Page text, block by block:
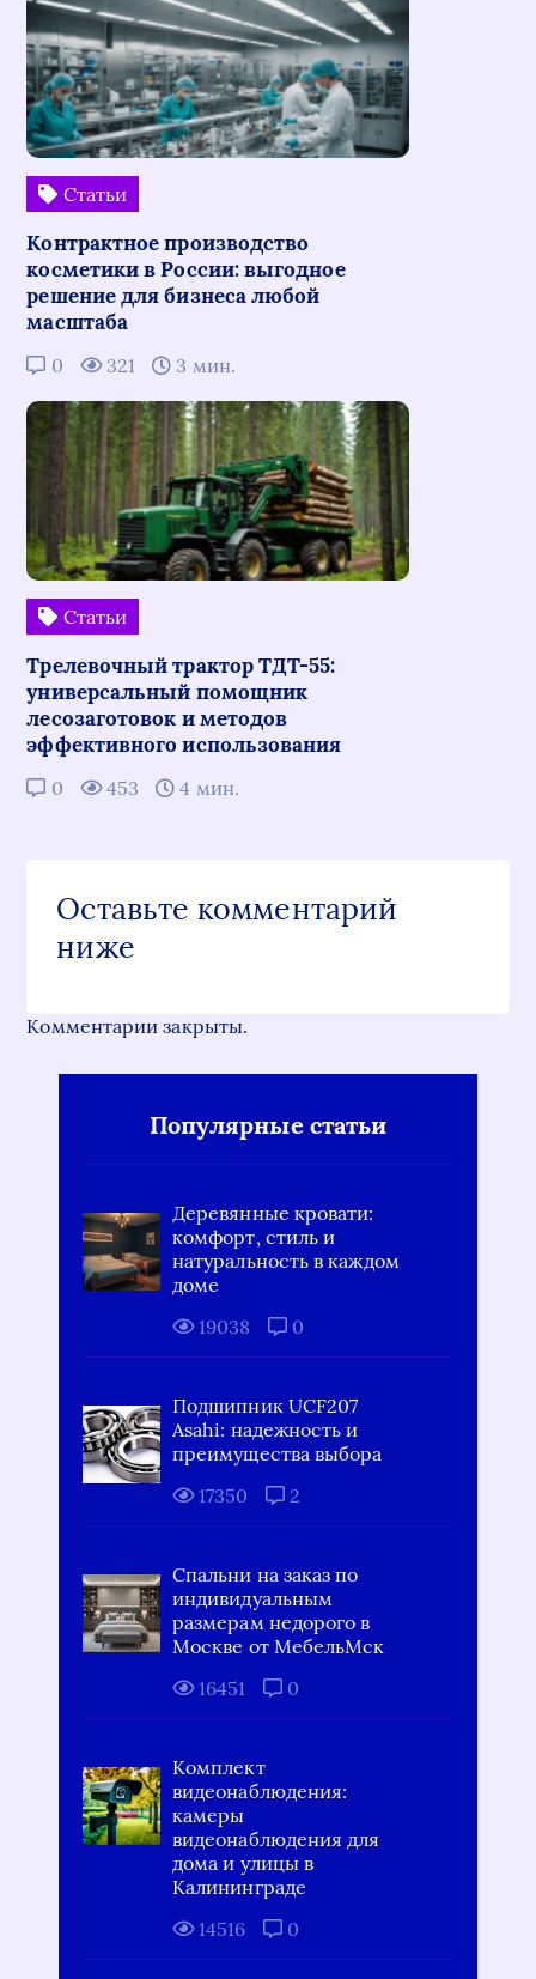
Статьи
Контрактное производство
косметики в России: выгодное
решение для бизнеса любой
масштаба
0 321 3 мин.
Статьи
Трелевочный трактор ТДТ-55:
универсальный помощник
лесозаготовок и методов
эффективного использования
0 453 4 мин.
Оставьте комментарий
ниже
Комментарии закрыты.
Популярные статьи
Деревянные кровати:
комфорт, стиль и
натуральность в каждом
доме
19038
0
Подшипник UCF207
Asahi: надежность и
преимущества выбора
17350
2
Спальни на заказ по
индивидуальным
размерам недорого в
Москве от МебельМск
16451
0
Комплект
видеонаблюдения:
камеры
видеонаблюдения для
дома и улицы в
Калининграде
14516
0